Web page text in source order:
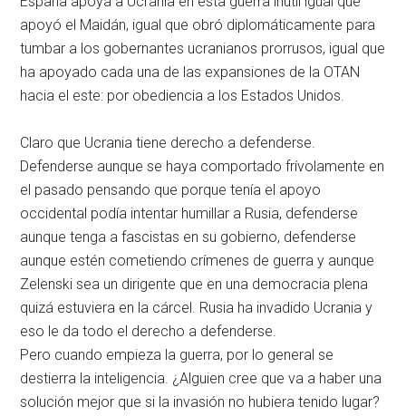
apoyó el Maidán, igual que obró diplomáticamente para
tumbar a los gobernantes ucranianos prorrusos, igual que
ha apoyado cada una de las expansiones de la OTAN
hacia el este: por obediencia a los Estados Unidos.
Claro que Ucrania tiene derecho a defenderse.
Defenderse aunque se haya comportado frívolamente en
el pasado pensando que porque tenía el apoyo
occidental podía intentar humillar a Rusia, defenderse
aunque tenga a fascistas en su gobierno, defenderse
aunque estén cometiendo crímenes de guerra y aunque
Zelenski sea un dirigente que en una democracia plena
quizá estuviera en la cárcel. Rusia ha invadido Ucrania y
eso le da todo el derecho a defenderse.
Pero cuando empieza la guerra, por lo general se
destierra la inteligencia. ¿Alguien cree que va a haber una
solución mejor que si la invasión no hubiera tenido lugar?